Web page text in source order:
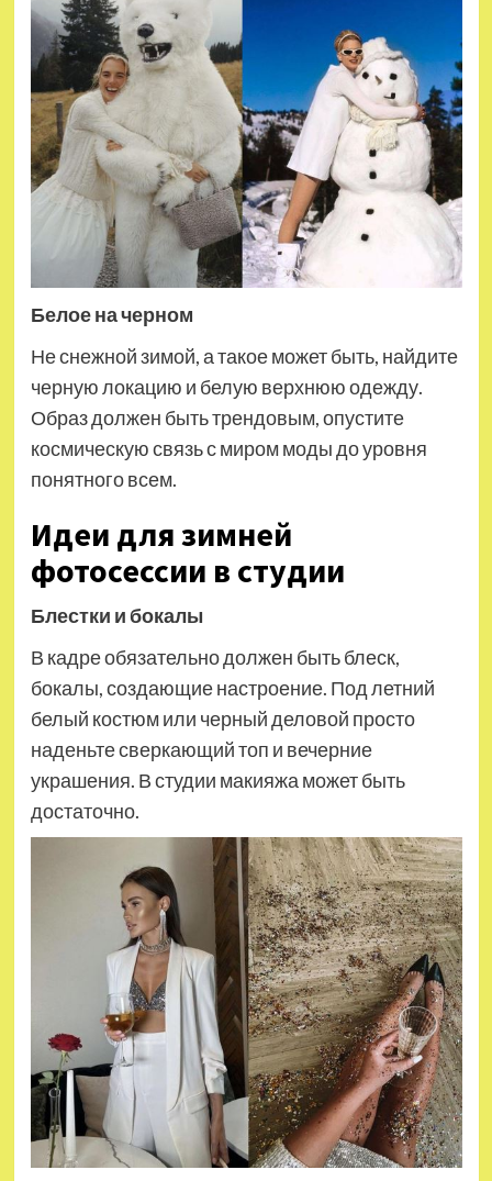
Белое на черном
Не снежной зимой, а такое может быть, найдите
черную локацию и белую верхнюю одежду.
Образ должен быть трендовым, опустите
космическую связь с миром моды до уровня
понятного всем.
Идеи для зимней
фотосессии в студии
Блестки и бокалы
В кадре обязательно должен быть блеск,
бокалы, создающие настроение. Под летний
белый костюм или черный деловой просто
наденьте сверкающий топ и вечерние
украшения. В студии макияжа может быть
достаточно.